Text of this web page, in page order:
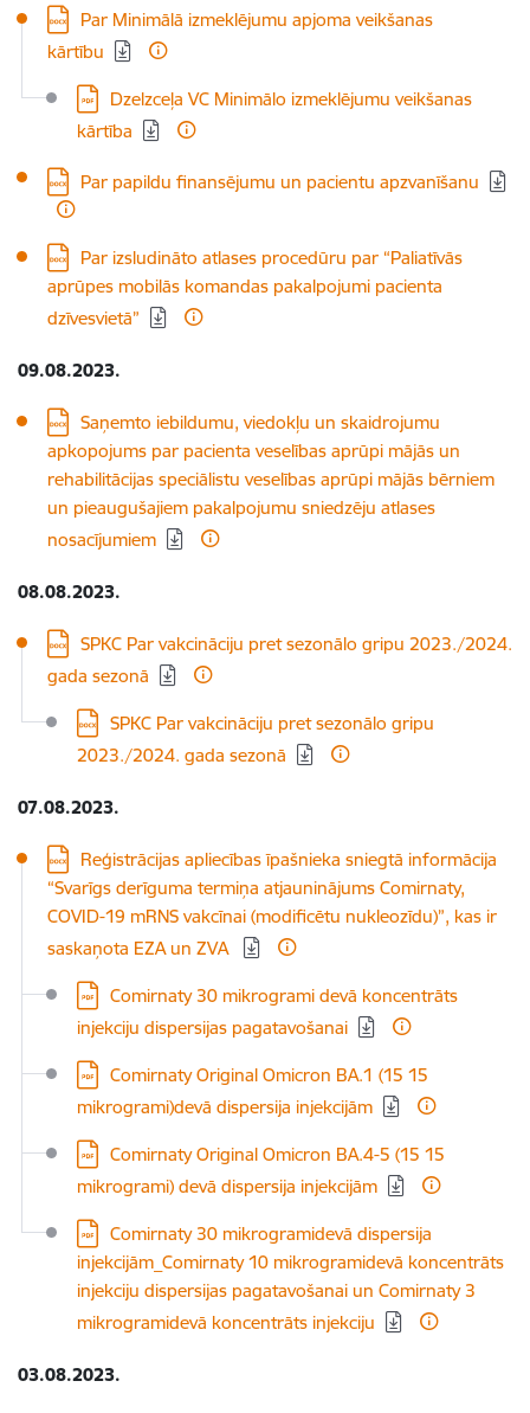
Lejupielādēt:
Par Minimālā izmeklējumu apjoma veikšanas
kārtību
Lejupielādēt:
Dzelzceļa VC Minimālo izmeklējumu veikšanas
kārtība
Lejupielādēt:
Par papildu finansējumu un pacientu apzvanīšanu
Lejupielādēt:
Par izsludināto atlases procedūru par “Paliatīvās
aprūpes mobilās komandas pakalpojumi pacienta
dzīvesvietā”
09.08.2023.
Lejupielādēt:
Saņemto iebildumu, viedokļu un skaidrojumu
apkopojums par pacienta veselības aprūpi mājās un
rehabilitācijas speciālistu veselības aprūpi mājās bērniem
un pieaugušajiem pakalpojumu sniedzēju atlases
nosacījumiem
08.08.2023.
Lejupielādēt:
SPKC Par vakcināciju pret sezonālo gripu 2023./2024.
gada sezonā
Lejupielādēt:
SPKC Par vakcināciju pret sezonālo gripu
2023./2024. gada sezonā
07.08.2023.
Lejupielādēt:
Reģistrācijas apliecības īpašnieka sniegtā informācija
“Svarīgs derīguma termiņa atjauninājums Comirnaty,
COVID-19 mRNS vakcīnai (modificētu nukleozīdu)”, kas ir
saskaņota EZA un ZVA
Lejupielādēt:
Comirnaty 30 mikrogrami devā koncentrāts
injekciju dispersijas pagatavošanai
Lejupielādēt:
Comirnaty Original Omicron BA.1 (15 15
mikrogrami)devā dispersija injekcijām
Lejupielādēt:
Comirnaty Original Omicron BA.4-5 (15 15
mikrogrami) devā dispersija injekcijām
Lejupielādēt:
Comirnaty 30 mikrogramidevā dispersija
injekcijām_Comirnaty 10 mikrogramidevā koncentrāts
injekciju dispersijas pagatavošanai un Comirnaty 3
mikrogramidevā koncentrāts injekciju
03.08.2023.